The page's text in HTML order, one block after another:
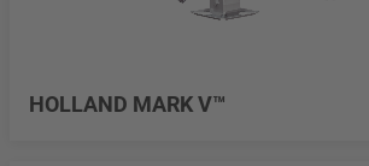
HOLLAND MARK V™